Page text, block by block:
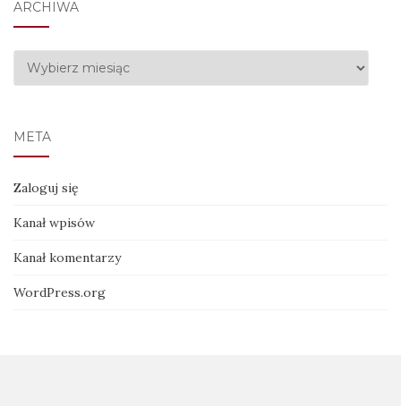
ARCHIWA
Archiwa
META
Zaloguj się
Kanał wpisów
Kanał komentarzy
WordPress.org